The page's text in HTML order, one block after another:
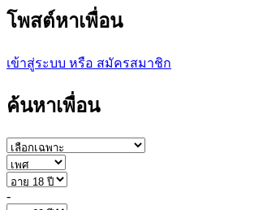
โพสต์หาเพื่อน
เข้าสู่ระบบ หรือ สมัครสมาชิก
ค้นหาเพื่อน
-